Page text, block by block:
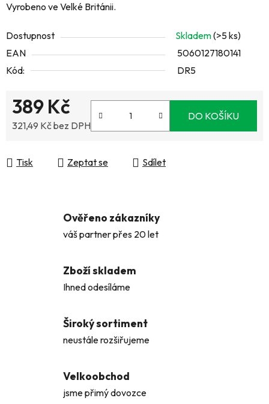
Vyrobeno ve Velké Británii.
Dostupnost Skladem(>5 ks)
EAN
5060127180141
Kód:
DR5
389 Kč
321,49 Kč bez DPH
DO KOŠÍKU
Tisk Zeptat se Sdílet
Ověřeno zákazníky
váš partner přes 20 let
Zboží skladem
Ihned odesíláme
Široký sortiment
neustále rozšiřujeme
Velkoobchod
jsme přimý dovozce